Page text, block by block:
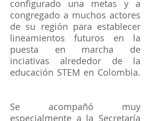
configurado una metas y a
congregado a muchos actores
de su región para establecer
lineamientos futuros en la
puesta en marcha de
inciativas alrededor de la
educación STEM en Colombia.
Se acompañó muy
especialmente a la Secretaría